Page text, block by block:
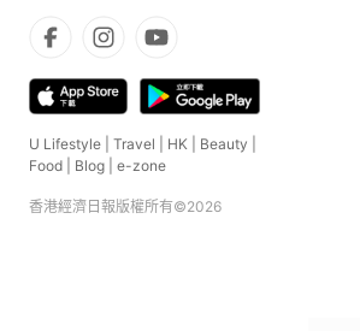
U Lifestyle Travel HK Beauty
Food
Blog e-zone
香港經濟日報版權所有©2026